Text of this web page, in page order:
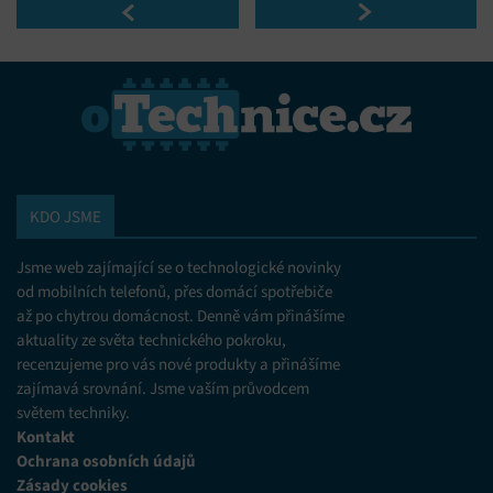
zobrazování reklamy a obsahu, Ukládání a sdělování
voleb ochrany osobních údajů.
KDO JSME
Jsme web zajímající se o technologické novinky
od mobilních telefonů, přes domácí spotřebiče
až po chytrou domácnost. Denně vám přinášíme
aktuality ze světa technického pokroku,
recenzujeme pro vás nové produkty a přinášíme
zajímavá srovnání. Jsme vaším průvodcem
světem techniky.
Kontakt
Ochrana osobních údajů
Zásady cookies